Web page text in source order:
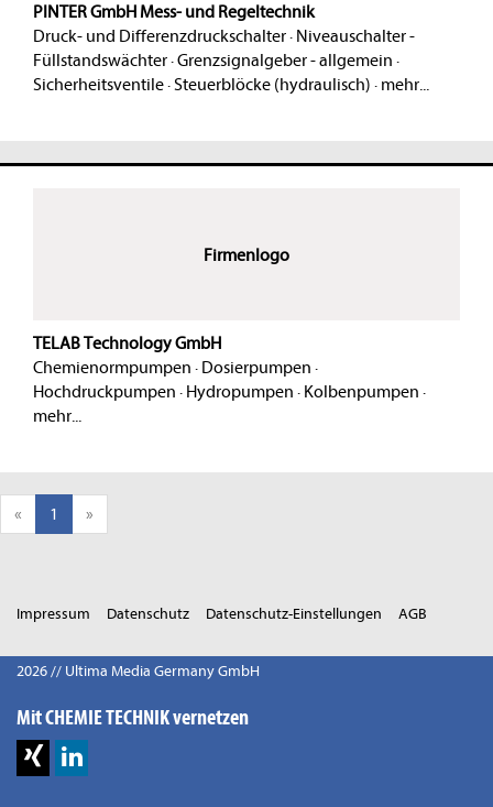
PINTER GmbH Mess- und Regeltechnik
Druck- und Differenzdruckschalter· Niveauschalter -
Füllstandswächter·Grenzsignalgeber - allgemein ·
Sicherheitsventile· Steuerblöcke (hydraulisch) · mehr...
Firmenlogo
TELAB Technology GmbH
Chemienormpumpen · Dosierpumpen ·
Hochdruckpumpen · Hydropumpen · Kolbenpumpen ·
mehr...
« 1 »
Impressum Datenschutz Datenschutz-Einstellungen AGB
2026 // Ultima Media Germany GmbH
Mit CHEMIE TECHNIK vernetzen